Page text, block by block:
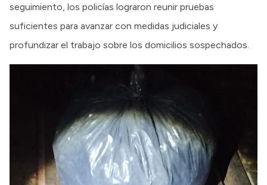
seguimiento, los policías lograron reunir pruebas
suficientes para avanzar con medidas judiciales y
profundizar el trabajo sobre los domicilios sospechados.